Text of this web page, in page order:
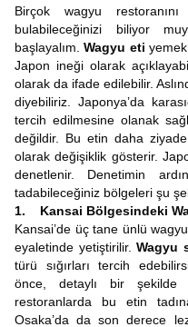
Birçok wagyu restoranını
bulabileceğinizi biliyor
başlayalım.Wagyu eti
Japon ineği olarak
olarak da ifade edilebilir.
diyebiliriz. Japonya’da
tercih edilmesine olanak
değildir. Bu etin daha
olarak değişiklik gösterir.
denetlenir. Denetimin
tadabileceğiniz bölgeleri şu
1. Kansai Bölgesindeki
Kansai’de üç tane ünlü
eyaletinde yetiştirilir. Wagyu
türü sığırları tercih
önce, detaylı bir şekilde
restoranlarda bu etin
Osaka’da da son derece